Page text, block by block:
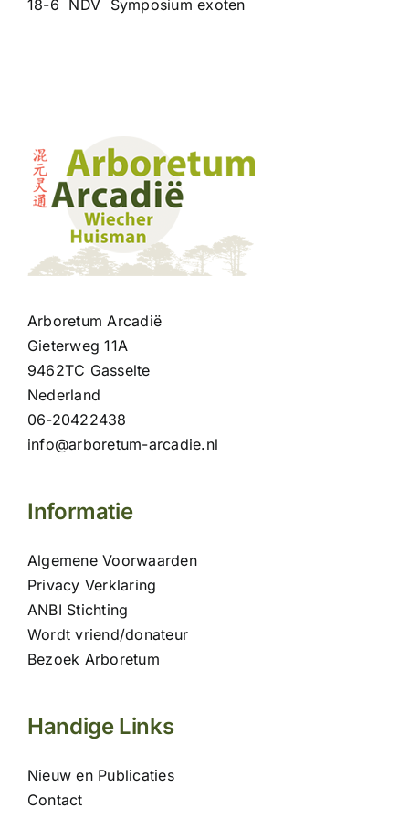
Contact
18-6 NDV Symposium exoten
Arboretum Arcadië
Gieterweg 11A
9462TC Gasselte
Nederland
06-20422438
info@arboretum-arcadie.nl
Informatie
Algemene Voorwaarden
Privacy Verklaring
ANBI Stichting
Wordt vriend/donateur
Bezoek Arboretum
Handige Links
Nieuw en Publicaties
Contact